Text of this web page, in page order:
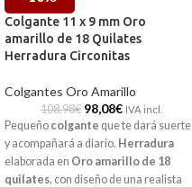
Colgante 11 x 9 mm Oro
amarillo de 18 Quilates
Herradura Circonitas
Colgantes Oro Amarillo
108,98€ 98,08€ IVA incl.
Pequeño colgante que te dará suerte
y acompañará a diario. Herradura
elaborada en Oro amarillo de 18
quilates, con diseño de una realista